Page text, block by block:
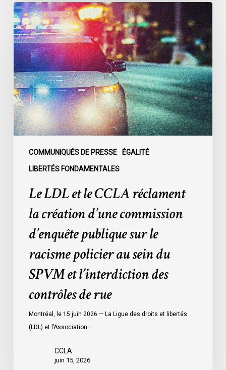
COMMUNIQUÉS DE PRESSE ÉGALITÉ
LIBERTÉS FONDAMENTALES
Le
LDL
et
le
CCLA
réclament
la
création
d’une
commission
publique
racisme
SPVM
contrôles
Le LDL et le CCLA réclament
la création d’une commission
d’enquête publique sur le
racisme policier au sein du
SPVM et l’interdiction des
contrôles de rue
Montréal, le 15 juin 2026 — La Ligue des droits et libertés
(LDL) et l’Association…
CCLA
juin 15, 2026